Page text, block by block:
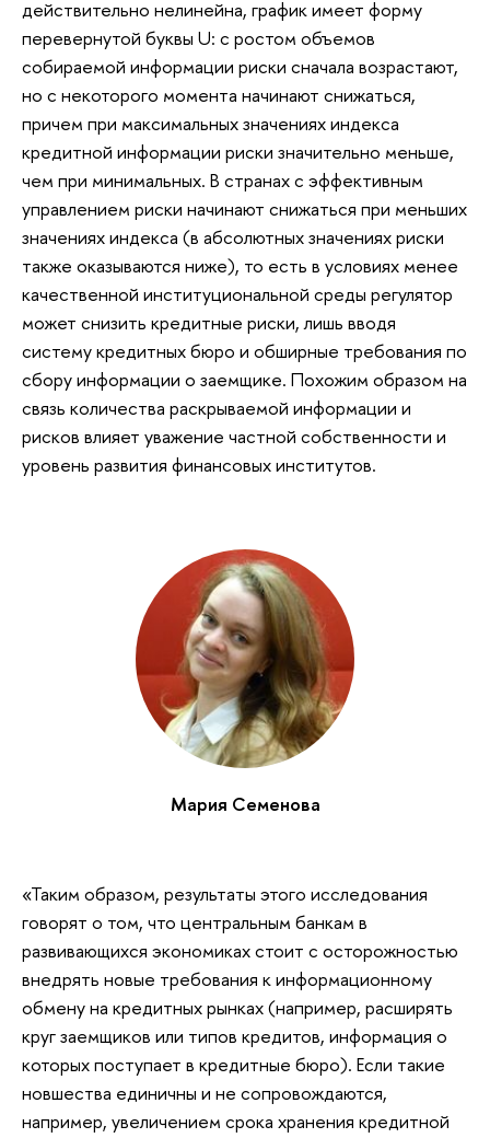
действительно нелинейна, график имеет форму
перевернутой буквы U: с ростом объемов
собираемой информации риски сначала возрастают,
но с некоторого момента начинают снижаться,
причем при максимальных значениях индекса
кредитной информации риски значительно меньше,
чем при минимальных. В странах с эффективным
управлением риски начинают снижаться при меньших
значениях индекса (в абсолютных значениях риски
также оказываются ниже), то есть в условиях менее
качественной институциональной среды регулятор
может снизить кредитные риски, лишь вводя
систему кредитных бюро и обширные требования по
сбору информации о заемщике. Похожим образом на
связь количества раскрываемой информации и
рисков влияет уважение частной собственности и
уровень развития финансовых институтов.
Мария Семенова
«Таким образом, результаты этого исследования
говорят о том, что центральным банкам в
развивающихся экономиках стоит с осторожностью
внедрять новые требования к информационному
обмену на кредитных рынках (например, расширять
круг заемщиков или типов кредитов, информация о
которых поступает в кредитные бюро). Если такие
новшества единичны и не сопровождаются,
например, увеличением срока хранения кредитной